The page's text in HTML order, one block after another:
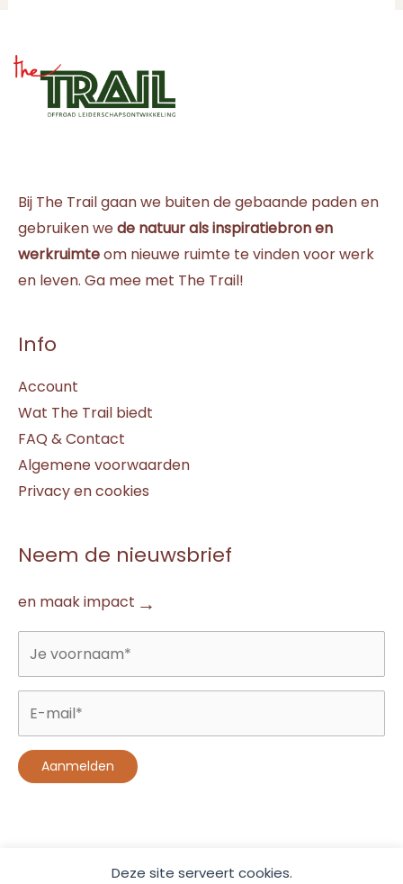
Deze site serveert cookies.
Bij The Trail gaan we buiten de gebaande paden en
gebruiken wede natuur als inspiratiebron en
werkruimteom nieuwe ruimte te vinden voor werk
en leven. Ga mee met The Trail!
Info
Account
Wat The Trail biedt
FAQ & Contact
Algemene voorwaarden
Privacy en cookies
Neem de nieuwsbrief
en maak impact